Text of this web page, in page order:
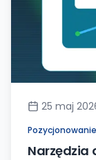
25 maj
Narzędzia